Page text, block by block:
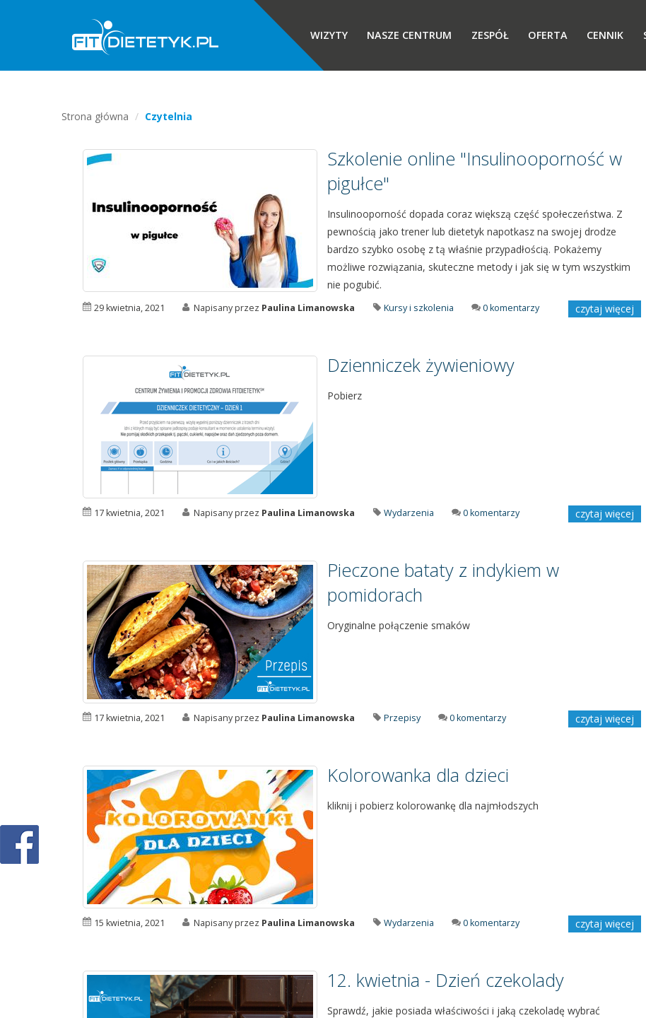
WIZYTY NASZE CENTRUM ZESPÓŁ OFERTA CENNIK
Strona główna Czytelnia
Szkolenie online "Insulinooporność w
pigułce"
Insulinooporność dopada coraz większą część społeczeństwa. Z
pewnością jako trener lub dietetyk napotkasz na swojej drodze
bardzo szybko osobę z tą właśnie przypadłością. Pokażemy
możliwe rozwiązania, skuteczne metody i jak się w tym wszystkim
nie pogubić.
29 kwietnia, 2021 Napisany przez Paulina Limanowska Kursy i szkolenia 0 komentarzy czytaj więcej
Dzienniczek żywieniowy
Pobierz
17 kwietnia, 2021 Napisany przez Paulina Limanowska Wydarzenia 0 komentarzy czytaj więcej
Pieczone bataty z indykiem w
pomidorach
Oryginalne połączenie smaków
17 kwietnia, 2021 Napisany przez Paulina Limanowska Przepisy 0 komentarzy czytaj więcej
Kolorowanka dla dzieci
kliknij i pobierz kolorowankę dla najmłodszych
15 kwietnia, 2021 Napisany przez Paulina Limanowska Wydarzenia 0 komentarzy czytaj więcej
12. kwietnia - Dzień czekolady
Sprawdź, jakie posiada właściwości i jaką czekoladę wybrać